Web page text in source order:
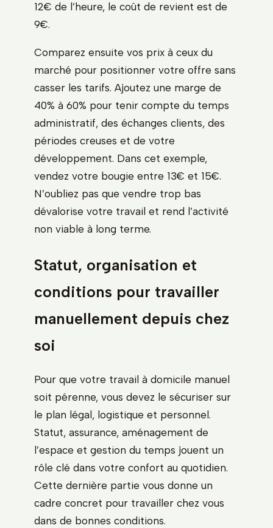
12€ de l’heure, le coût de revient est de
9€.
Comparez ensuite vos prix à ceux du
marché pour positionner votre offre sans
casser les tarifs. Ajoutez une marge de
40% à 60% pour tenir compte du temps
administratif, des échanges clients, des
périodes creuses et de votre
développement. Dans cet exemple,
vendez votre bougie entre 13€ et 15€.
N’oubliez pas que vendre trop bas
dévalorise votre travail et rend l’activité
non viable à long terme.
Statut, organisation et
conditions pour travailler
manuellement depuis chez
soi
Pour que votre travail à domicile manuel
soit pérenne, vous devez le sécuriser sur
le plan légal, logistique et personnel.
Statut, assurance, aménagement de
l’espace et gestion du temps jouent un
rôle clé dans votre confort au quotidien.
Cette dernière partie vous donne un
cadre concret pour travailler chez vous
dans de bonnes conditions.